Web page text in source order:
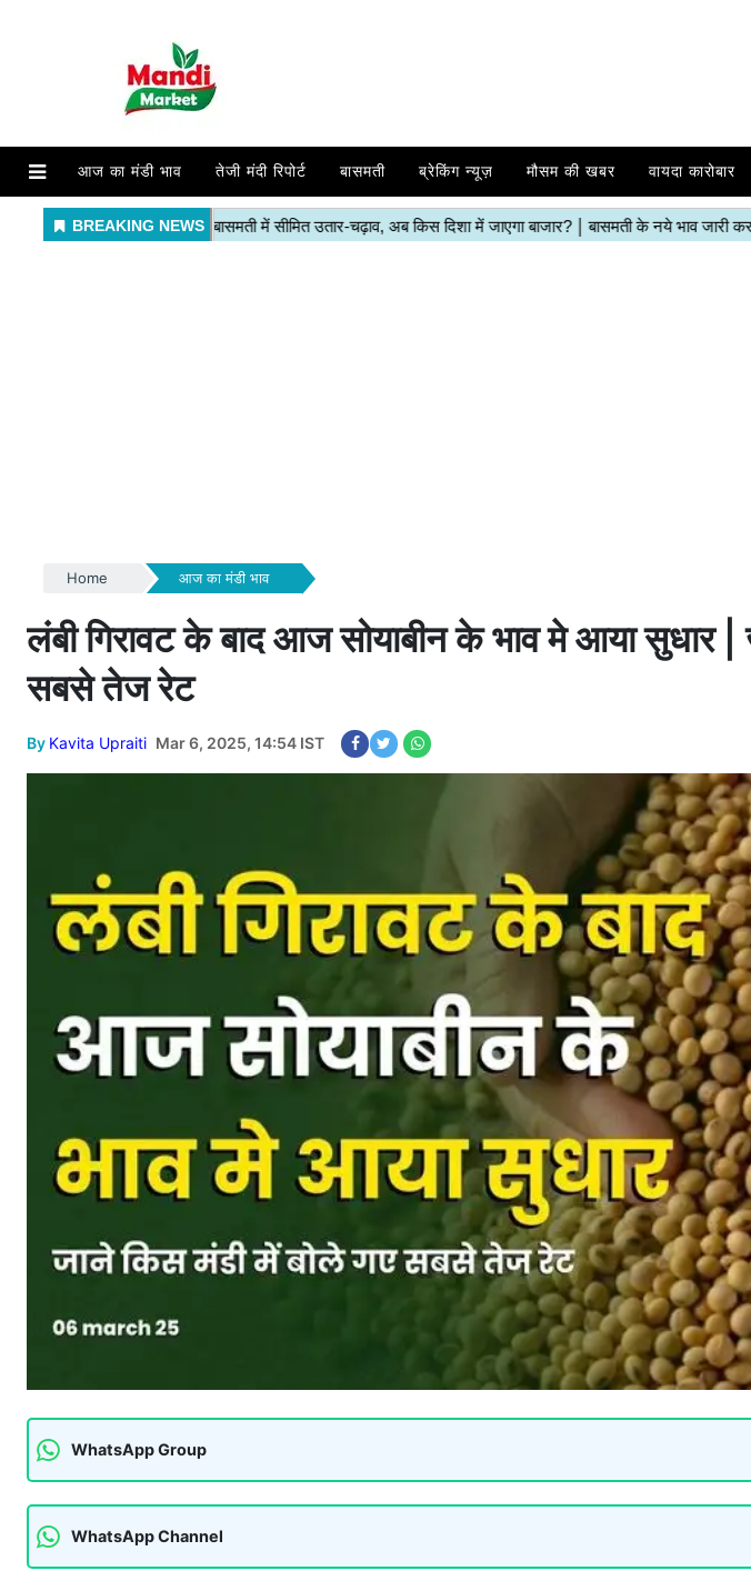
आज का मंडी भाव तेजी मंदी रिपोर्ट बासमती ब्रेकिंग न्यूज़ मौसम की खबर वायदा कारोबार
Home आज का मंडी भाव
लंबी गिरावट के बाद आज सोयाबीन के भाव मे आया सुधार
सबसे तेज रेट
By Kavita Upraiti Mar 6, 2025, 14:54 IST
WhatsApp Group
WhatsApp Channel